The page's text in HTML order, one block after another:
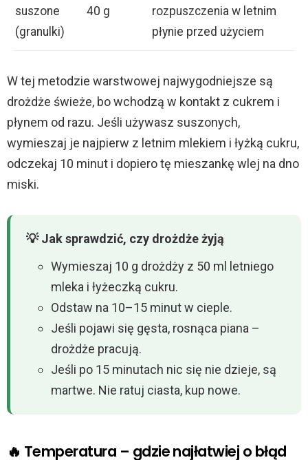
suszone
(granulki)
40 g
rozpuszczenia w letnim
płynie przed użyciem
W tej metodzie warstwowej najwygodniejsze są
drożdże świeże, bo wchodzą w kontakt z cukrem i
płynem od razu. Jeśli używasz suszonych,
wymieszaj je najpierw z letnim mlekiem i łyżką cukru,
odczekaj 10 minut i dopiero tę mieszankę wlej na dno
miski.
💡 Jak sprawdzić, czy drożdże żyją
Wymieszaj 10 g drożdży z 50 ml letniego
mleka i łyżeczką cukru.
Odstaw na 10–15 minut w cieple.
Jeśli pojawi się gęsta, rosnąca piana –
drożdże pracują.
Jeśli po 15 minutach nic się nie dzieje, są
martwe. Nie ratuj ciasta, kup nowe.
🔥 Temperatura – gdzie najłatwiej o błąd